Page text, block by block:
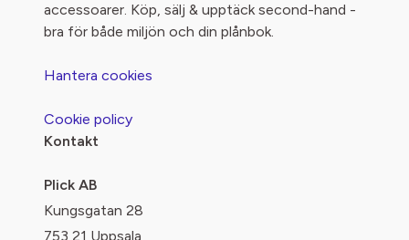
accessoarer. Köp, sälj & upptäck second-hand -
bra för både miljön och din plånbok.
Hantera cookies
Cookie policy
Kontakt
Plick AB
Kungsgatan 28
753 21 Uppsala